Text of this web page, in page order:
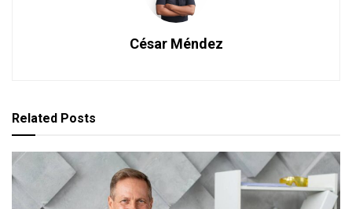
César Méndez
Related Posts